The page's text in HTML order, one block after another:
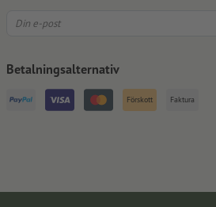
Betalningsalternativ
Förskott Faktura